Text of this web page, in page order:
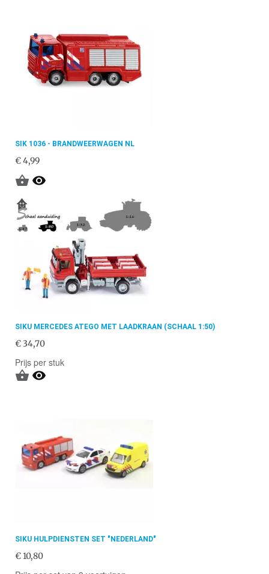
SIK 1036 - BRANDWEERWAGEN NL
€ 4,99
 
SIKU MERCEDES ATEGO MET LAADKRAAN (SCHAAL 1:50)
€ 34,70
Prijs per stuk
 
SIKU HULPDIENSTEN SET "NEDERLAND"
€ 10,80